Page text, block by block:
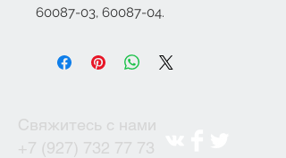
60087-03, 60087-04.
Свяжитесь с нами
+7 (927) 732 77 73